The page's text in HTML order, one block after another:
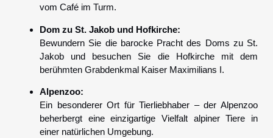
vom Café im Turm.
Dom zu St. Jakob und Hofkirche:
Bewundern Sie die barocke Pracht des Doms zu St.
Jakob und besuchen Sie die Hofkirche mit dem
berühmten Grabdenkmal Kaiser Maximilians I.
Alpenzoo:
Ein besonderer Ort für Tierliebhaber – der Alpenzoo
beherbergt eine einzigartige Vielfalt alpiner Tiere in
einer natürlichen Umgebung.